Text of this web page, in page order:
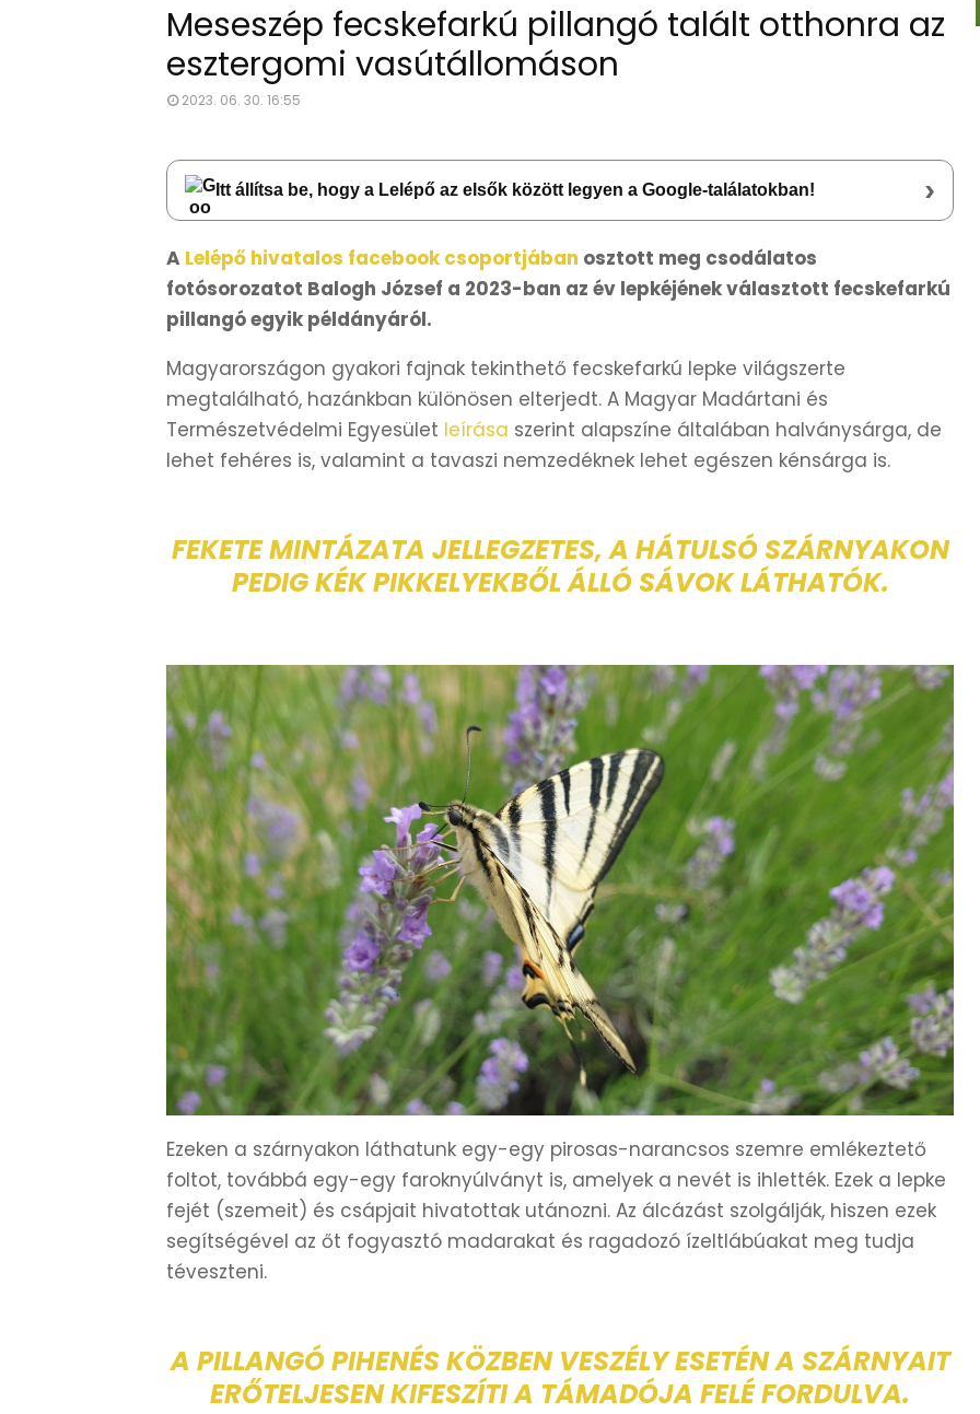
Meseszép fecskefarkú pillangó talált otthonra az
esztergomi vasútállomáson
2023. 06. 30. 16:55
Itt állítsa be, hogy a Lelépő az elsők között legyen a Google-találatokban! ›
A Lelépő hivatalos facebook csoportjában osztott meg csodálatos
fotósorozatot Balogh József a 2023-ban az év lepkéjének választott fecskefarkú
pillangó egyik példányáról.
Magyarországon gyakori fajnak tekinthető fecskefarkú lepke világszerte
megtalálható, hazánkban különösen elterjedt. A Magyar Madártani és
Természetvédelmi Egyesület leírása szerint alapszíne általában halványsárga, de
lehet fehéres is, valamint a tavaszi nemzedéknek lehet egészen kénsárga is.
FEKETE MINTÁZATA JELLEGZETES, A HÁTULSÓ SZÁRNYAKON
PEDIG KÉK PIKKELYEKBŐL ÁLLÓ SÁVOK LÁTHATÓK.
Ezeken a szárnyakon láthatunk egy-egy pirosas-narancsos szemre emlékeztető
foltot, továbbá egy-egy faroknyúlványt is, amelyek a nevét is ihlették. Ezek a lepke
fejét (szemeit) és csápjait hivatottak utánozni. Az álcázást szolgálják, hiszen ezek
segítségével az őt fogyasztó madarakat és ragadozó ízeltlábúakat meg tudja
téveszteni.
A PILLANGÓ PIHENÉS KÖZBEN VESZÉLY ESETÉN A SZÁRNYAIT
ERŐTELJESEN KIFESZÍTI A TÁMADÓJA FELÉ FORDULVA.